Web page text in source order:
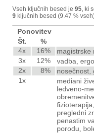
Vseh ključnih besed je 95 , ki
9 ključnih besed (9.47 %
Ponovitev
Št.
%
4x
16%
magistrske
3x
12%
vadba,
2x
8%
nosečnost,
1x
mediani
ledveno-
pregledni
penastim
porodu,